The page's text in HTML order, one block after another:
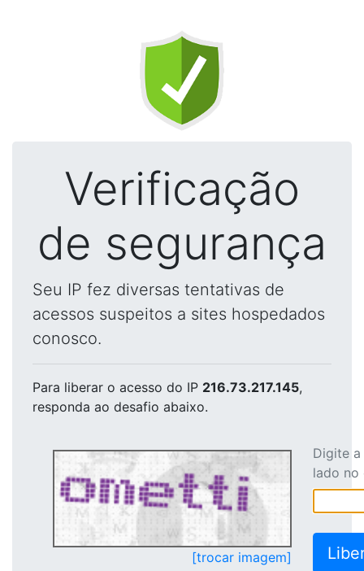
Verificação
de segurança
Seu IP fez diversas tentativas de
acessos suspeitos a sites hospedados
conosco.
Para liberar o acesso do IP 216.73.217.145,
responda ao desafio abaixo.
[trocar imagem]
Digite
lado no